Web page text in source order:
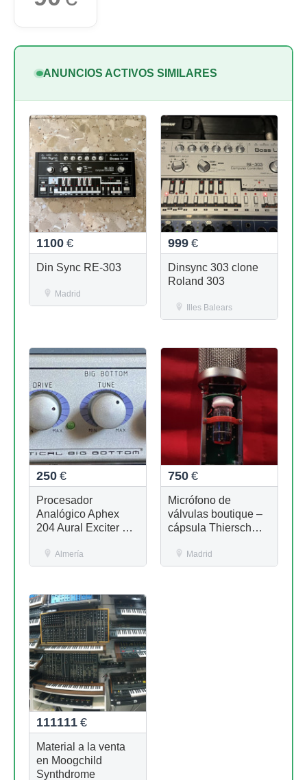
ANUNCIOS ACTIVOS SIMILARES
1100 €
Din Sync RE-303
Madrid
999 €
Dinsync 303 clone
Roland 303
Illes Balears
250 €
Procesador
Analógico Aphex
204 Aural Exciter &
Almería
750 €
Micrófono de
válvulas boutique –
cápsula Thiersch
Lundahl
Madrid
111111 €
Material a la venta
en Moogchild
Synthdrome